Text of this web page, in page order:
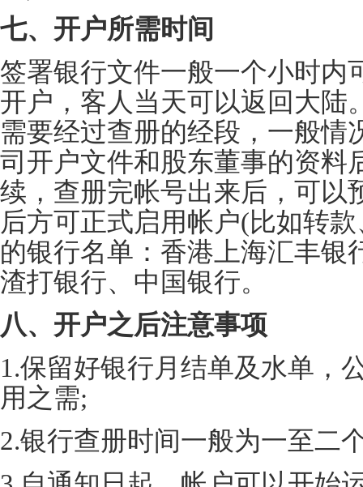
七、开户所需时间
签署银行文件一般一个小时内
开户，客人当天可以返回大陆
需要经过查册的经段，一般情
司开户文件和股东董事的资料
续，查册完帐号出来后，可以
后方可正式启用帐户(比如转
的银行名单：香港上海汇丰银
渣打银行、中国银行。
八、开户之后注意事项
1.保留好银行月结单及水单，
用之需;
2.银行查册时间一般为一至二